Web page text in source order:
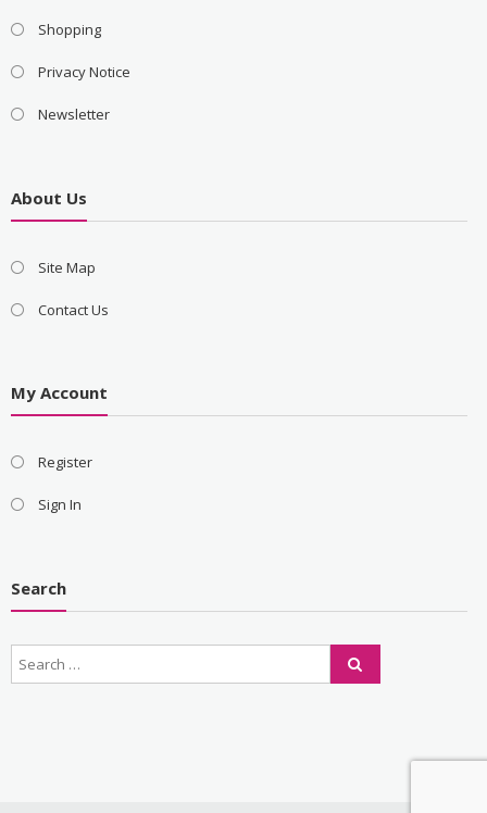
Shopping
Privacy Notice
Newsletter
About Us
Site Map
Contact Us
My Account
Register
Sign In
Search